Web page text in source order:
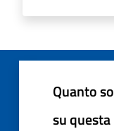
Quanto
su